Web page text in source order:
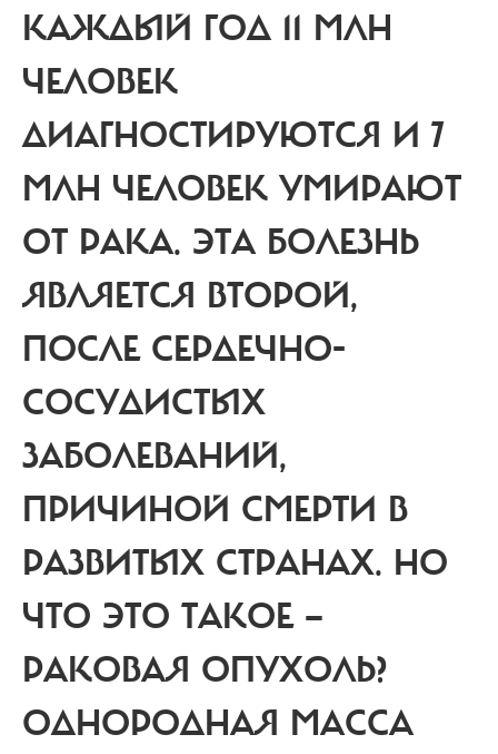
КАЖДЫЙ ГОД 11 МЛН
ЧЕЛОВЕК
ДИАГНОСТИРУЮТСЯ И 7
МЛН ЧЕЛОВЕК УМИРАЮТ
ОТ РАКА. ЭТА БОЛЕЗНЬ
ЯВЛЯЕТСЯ ВТОРОЙ,
ПОСЛЕ СЕРДЕЧНО-
СОСУДИСТЫХ
ЗАБОЛЕВАНИЙ,
ПРИЧИНОЙ СМЕРТИ В
РАЗВИТЫХ СТРАНАХ. НО
ЧТО ЭТО ТАКОЕ —
РАКОВАЯ ОПУХОЛЬ?
ОДНОРОДНАЯ МАССА